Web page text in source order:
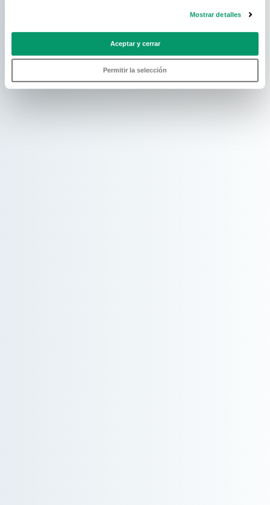
Mostrar detalles
Aceptar y cerrar
Permitir la selección